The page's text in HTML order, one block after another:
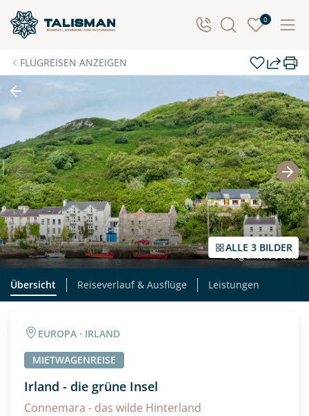
0
FLUGREISEN ANZEIGEN
ALLE 3 BILDER
© Big Smoke Studio
Übersicht Reiseverlauf & Ausflüge Leistungen
EUROPA · IRLAND
MIETWAGENREISE
Irland - die grüne Insel
Connemara - das wilde Hinterland
Individuelle Anfrage
Herzlichen Dank für Ihre Kontaktaufnahme! Ihr Urlaub
- so individuell wie Sie. Teilen Sie uns Ihre
Wunschtermine für die Reise mit. Wir prüfen die
Verfügbarkeit und kontaktieren Sie, um alles Weitere
zu besprechen. Gemeinsam gestalten wir Ihre
Traumreise.
Persönliche Daten
Vorname Nachname
E-Mail* Telefon
Alter